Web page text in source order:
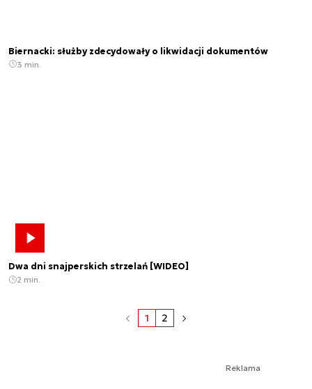
Biernacki: służby zdecydowały o likwidacji dokumentów
3 min.
Dwa dni snajperskich strzelań [WIDEO]
2 min.
1 2
Reklama